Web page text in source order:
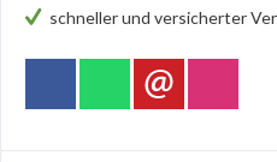
schneller und versicherter